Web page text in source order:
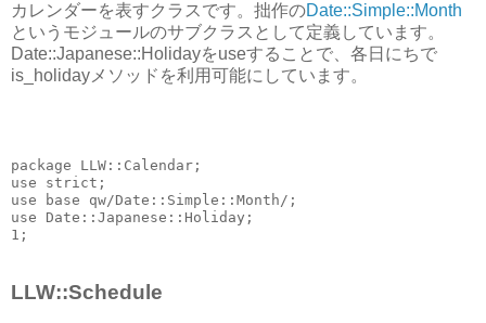
カレンダーを表すクラスです。拙作のDate::Simple::Month
というモジュールのサブクラスとして定義しています。
Date::Japanese::Holidayをuseすることで、各日にちで
is_holidayメソッドを利用可能にしています。
package LLW::Calendar;
use strict;
use base qw/Date::Simple::Month/;
use Date::Japanese::Holiday;
1;
LLW::Schedule